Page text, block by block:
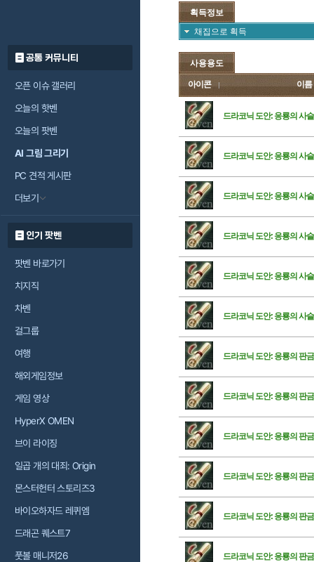
공통 커뮤니티
오픈 이슈 갤러리
오늘의 핫벤
오늘의 팟벤
AI 그림 그리기
PC 견적 게시판
더보기
인기 팟벤
팟벤 바로가기
치지직
차벤
걸그룹
여행
해외게임정보
게임 영상
HyperX OMEN
브이 라이징
일곱 개의 대죄: Origin
몬스터헌터 스토리즈3
바이오하자드 레퀴엠
드래곤 퀘스트7
풋볼 매니저26
획득정보
채집으로 획득
사용용도
아이콘 이름
드라코닉 도안: 응룡의 사
드라코닉 도안: 응룡의 사
드라코닉 도안: 응룡의 사
드라코닉 도안: 응룡의 사
드라코닉 도안: 응룡의 사
드라코닉 도안: 응룡의 사
드라코닉 도안: 응룡의 판
드라코닉 도안: 응룡의 판
드라코닉 도안: 응룡의 판
드라코닉 도안: 응룡의 판
드라코닉 도안: 응룡의 판
드라코닉 도안: 응룡의 판